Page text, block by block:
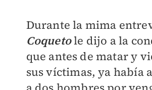
Durante la mima
Coquetole dijo a la
que antes de matar y
sus víctimas, ya había